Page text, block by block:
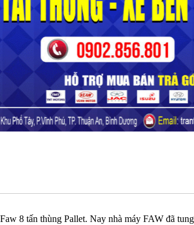
8 tấn thùng Pallet. Nay nhà máy FAW đã